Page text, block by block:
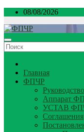
Перейти
содержимому
08/08/2026
Главная
ФПЧР
Аппарат
УСТАВ
Соглашения